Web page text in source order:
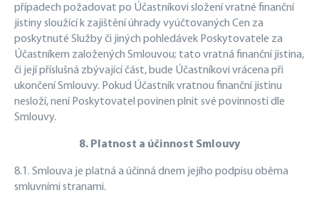
případech požadovat po Účastníkovi složení vratné finanční
jistiny sloužící k zajištění úhrady vyúčtovaných Cen za
poskytnuté Služby či jiných pohledávek Poskytovatele za
Účastníkem založených Smlouvou; tato vratná finanční jistina,
či její příslušná zbývající část, bude Účastníkovi vrácena při
ukončení Smlouvy. Pokud Účastník vratnou finanční jistinu
nesloží, není Poskytovatel povinen plnit své povinnosti dle
Smlouvy.
8. Platnost a účinnost Smlouvy
8.1. Smlouva je platná a účinná dnem jejího podpisu oběma
smluvními stranami.